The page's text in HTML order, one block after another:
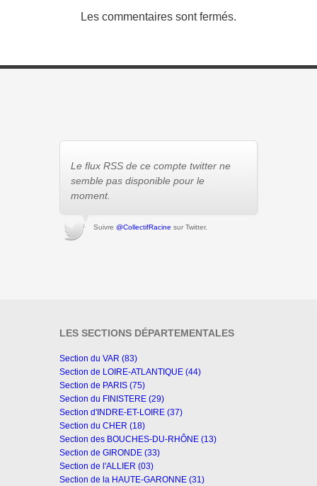
Les commentaires sont fermés.
Le flux RSS de ce compte twitter ne
semble pas disponible pour le
moment.
Suivre @CollectifRacine sur Twitter.
LES SECTIONS DÉPARTEMENTALES
Section du VAR (83)
Section de LOIRE-ATLANTIQUE (44)
Section de PARIS (75)
Section du FINISTERE (29)
Section d'INDRE-ET-LOIRE (37)
Section du CHER (18)
Section des BOUCHES-DU-RHÔNE (13)
Section de GIRONDE (33)
Section de l'ALLIER (03)
Section de la HAUTE-GARONNE (31)